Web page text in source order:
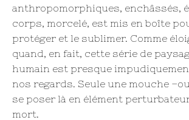
anthropomorphiques, enchâssés,
corps, morcelé, est mis en boîte
protéger et le sublimer. Comme
quand, en fait, cette série de
humain est presque
nos regards. Seule une mouche
se poser là en élément
mort.